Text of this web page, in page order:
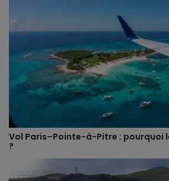
Vol Paris–Pointe-à-Pitre : pourquoi
?